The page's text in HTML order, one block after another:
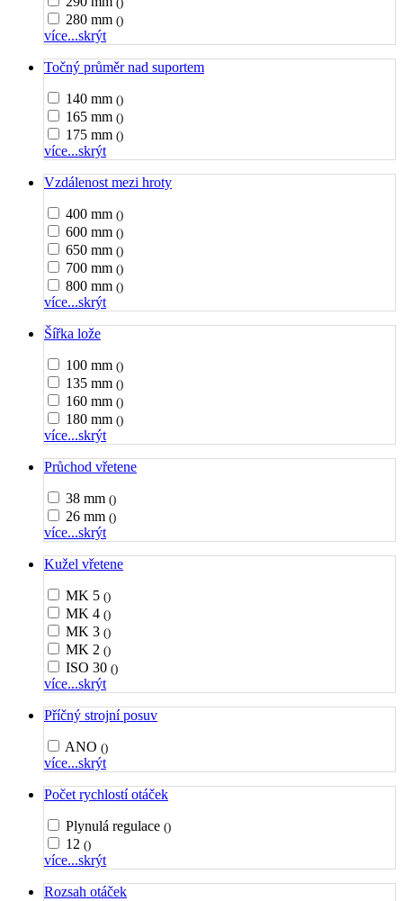
280 mm ()
více...skrýt
Točný průměr nad suportem
140 mm ()
165 mm ()
175 mm ()
více...skrýt
Vzdálenost mezi hroty
400 mm ()
600 mm ()
650 mm ()
700 mm ()
800 mm ()
více...skrýt
Šířka lože
100 mm ()
135 mm ()
160 mm ()
180 mm ()
více...skrýt
Průchod vřetene
38 mm ()
26 mm ()
více...skrýt
Kužel vřetene
MK 5 ()
MK 4 ()
MK 3 ()
MK 2 ()
ISO 30 ()
více...skrýt
Příčný strojní posuv
ANO ()
více...skrýt
Počet rychlostí otáček
Plynulá regulace ()
12 ()
více...skrýt
Rozsah otáček